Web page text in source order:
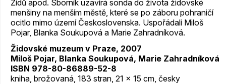
Židů apod. Sborník uzavírá sonda do života židovské
menšiny na menším městě, které se po záboru pohraničí
ocitlo mimo území Československa. Uspořádali Miloš
Pojar, Blanka Soukupová a Marie Zahradníková.
Židovské muzeum v Praze, 2007
Miloš Pojar, Blanka Soukupová, Marie Zahradníková
ISBN 978-80-86889-52-8
kniha, brožovaná, 183 stran, 21 x 15 cm, česky